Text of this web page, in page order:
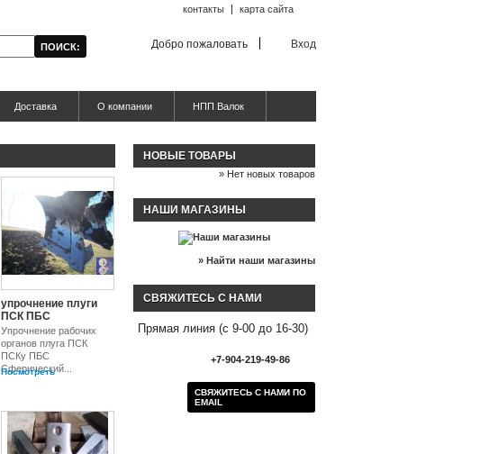
контакты карта сайта
Добро пожаловать Вход
Доставка О компании НПП Валок
упрочнение плуги
ПСК ПБС
Упрочнение рабочих
органов плуга ПСК
ПСКу ПБС
Сферический...
Посмотреть
НОВЫЕ ТОВАРЫ
» Нет новых товаров
НАШИ МАГАЗИНЫ
» Найти наши магазины
СВЯЖИТЕСЬ С НАМИ
Прямая линия (с 9-00 до 16-30)
+7-904-219-49-86
СВЯЖИТЕСЬ С НАМИ ПО
EMAIL